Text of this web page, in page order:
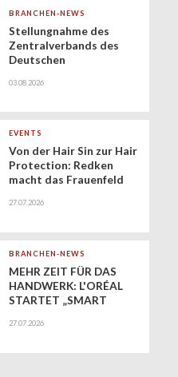
BRANCHEN-NEWS
Stellungnahme des
Zentralverbands des
Deutschen
Zukunft der
(Minijobs)
03.08.2026
EVENTS
Von der Hair Sin zur Hair
Protection: Redken
macht das Frauenfeld
gesundes Haar
27.07.2026
BRANCHEN-NEWS
MEHR ZEIT FÜR DAS
HANDWERK: L'ORÉAL
STARTET „SMART
EXKLUSIVEN BUSINESS-
27.07.2026